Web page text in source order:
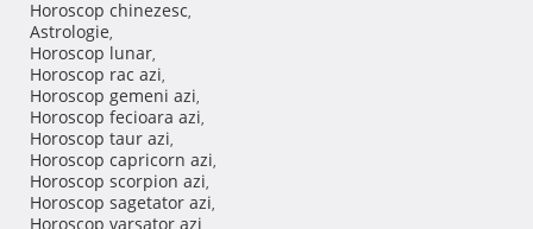
Horoscop chinezesc,
Astrologie,
Horoscop lunar,
Horoscop rac azi,
Horoscop gemeni azi,
Horoscop fecioara azi,
Horoscop taur azi,
Horoscop capricorn azi,
Horoscop scorpion azi,
Horoscop sagetator azi,
Horoscop varsator azi